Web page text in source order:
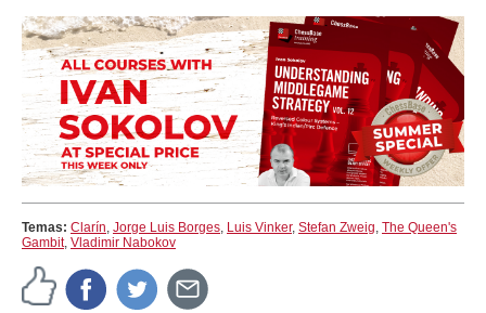
Temas: Clarín, Jorge Luis Borges, Luis Vinker, Stefan Zweig, The Queen's
Gambit, Vladimir Nabokov